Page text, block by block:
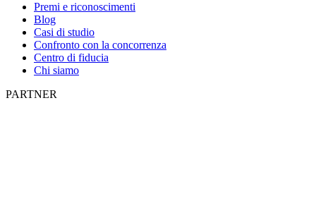
Premi e riconoscimenti
Blog
Casi di studio
Confronto con la concorrenza
Centro di fiducia
Chi siamo
PARTNER